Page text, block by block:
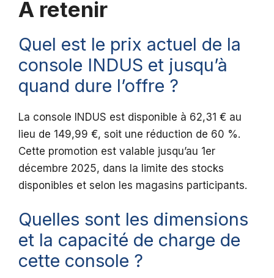
A retenir
Quel est le prix actuel de la
console INDUS et jusqu’à
quand dure l’offre ?
La console INDUS est disponible à 62,31 € au
lieu de 149,99 €, soit une réduction de 60 %.
Cette promotion est valable jusqu’au 1er
décembre 2025, dans la limite des stocks
disponibles et selon les magasins participants.
Quelles sont les dimensions
et la capacité de charge de
cette console ?